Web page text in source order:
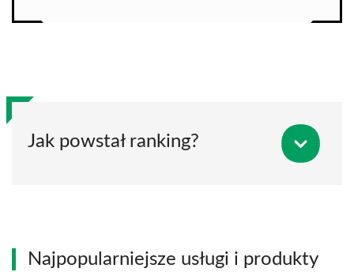
Jak powstał ranking?
Najpopularniejsze usługi i produkty